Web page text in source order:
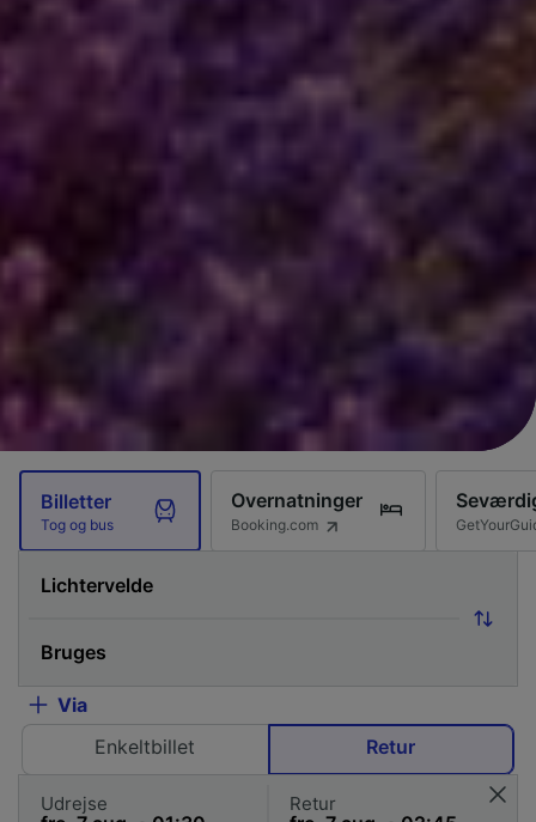
Billetter
Tog og bus
Overnatninger
Booking.com
Via
Enkeltbillet
Retur
Udrejse Retur